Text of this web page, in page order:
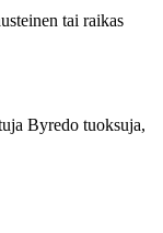
tai raikas
Byredo tuoksuja,